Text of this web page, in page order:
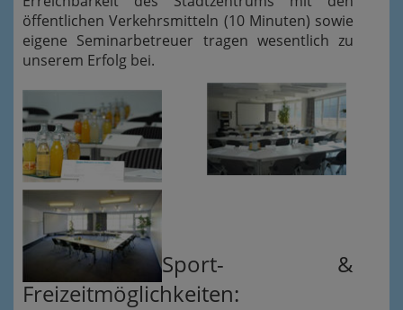
öffentlichen Verkehrsmitteln (10 Minuten) sowie
eigene Seminarbetreuer tragen wesentlich zu
unserem Erfolg bei.
Sport- &
Freizeitmöglichkeiten: